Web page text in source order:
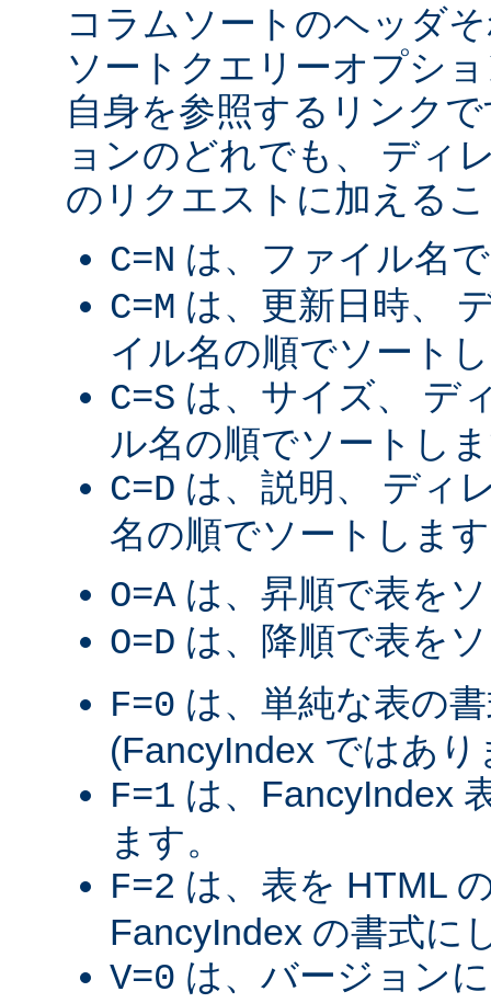
コラムソートのヘッダ
ソートクエリーオプシ
自身を参照するリンク
ョンのどれでも、 ディ
のリクエストに加える
C=N は、ファイル名
C=M は、更新日時、
イル名の順でソート
C=S は、サイズ、 デ
ル名の順でソートし
C=D は、説明、 ディ
名の順でソートしま
O=A は、昇順で表を
O=D は、降順で表を
F=0 は、単純な表の
(FancyIndex ではあり
F=1 は、FancyIndex
ます。
F=2 は、表を HTML
FancyIndex の書式に
V=0 は、バージョン